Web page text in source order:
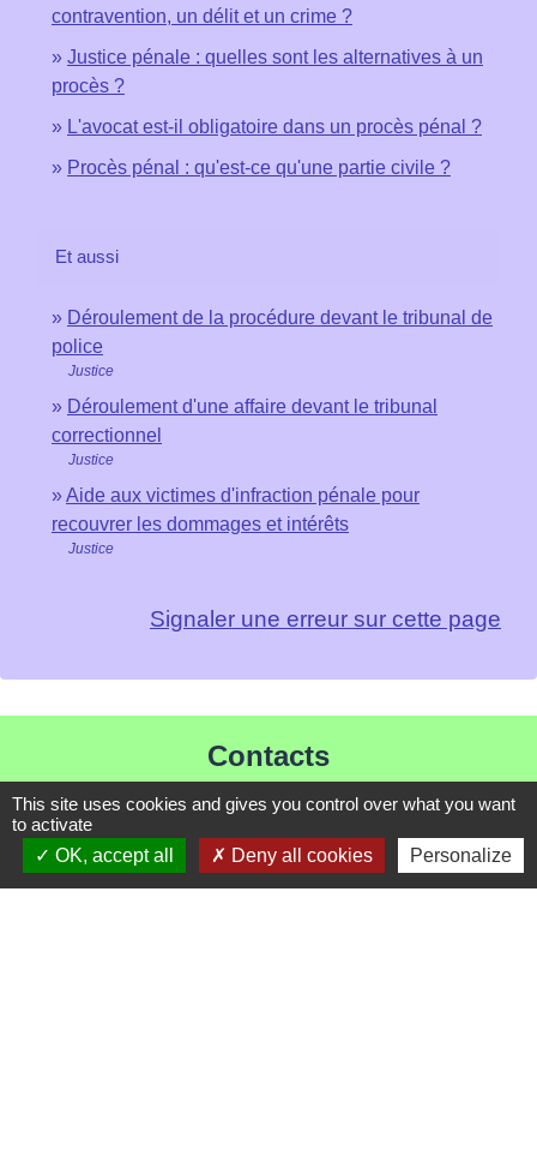
contravention, un délit et un crime ?
Justice pénale : quelles sont les alternatives à un
procès ?
L'avocat est-il obligatoire dans un procès pénal ?
Procès pénal : qu'est-ce qu'une partie civile ?
Et aussi
Déroulement de la procédure devant le tribunal de
police
Justice
Déroulement d'une affaire devant le tribunal
correctionnel
Justice
Aide aux victimes d'infraction pénale pour
recouvrer les dommages et intérêts
Justice
Signaler une erreur sur cette page
Contacts
Mairie de Les Chapelles
Chef-lieu - 13 rue du Chatelet
73700 Les Chapelles - FRANCE
This site uses cookies and gives you control over what you want
to activate
OK, accept all
Deny all cookies Personalize